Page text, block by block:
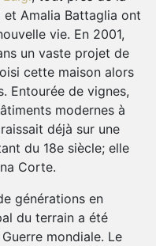
Amalia Battaglia ont
vie. En 2001,
un vaste projet de
cette maison alors
Entourée de vignes,
modernes à
déjà sur une
du 18e siècle; elle
Corte.
générations en
du terrain a été
mondiale. Le